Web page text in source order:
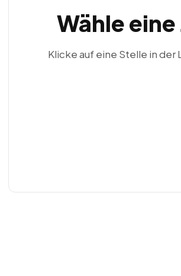
Wähle
Klicke auf eine Stelle in der